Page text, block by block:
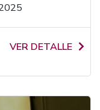
VER DETALLE